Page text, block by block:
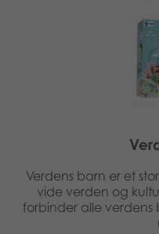
Verdens barn er et
vide verden og
forbinder alle verdens